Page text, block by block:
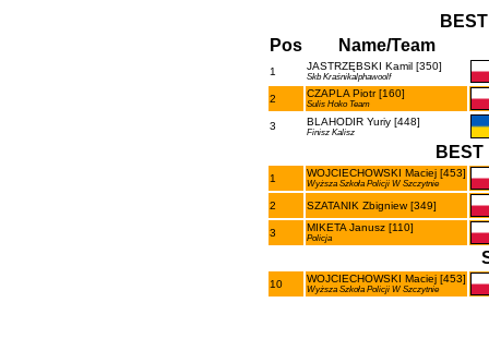
Pos
Name/Team
1 JASTRZĘBSKI Kamil [350]
Skb Kraśnikalphawoolf
2 CZAPLA Piotr [160]
Sulis Hoko Team
3 BLAHODIR Yuriy [448]
Finisz Kalisz
BEST
1 WOJCIECHOWSKI Maciej [453]
Wyższa Szkoła Policji W Szczytnie
2 SZATANIK Zbigniew [349]
3 MIKETA Janusz [110]
Policja
10 WOJCIECHOWSKI Maciej [453]
Wyższa Szkoła Policji W Szczytnie